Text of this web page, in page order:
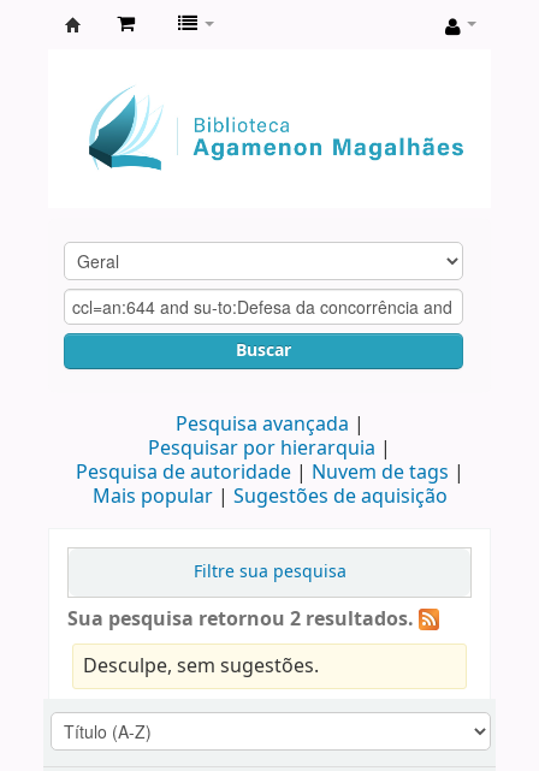
Agamenon
Magalhães
Buscar
Pesquisa avançada
Pesquisar por hierarquia
Pesquisa de autoridade
Nuvem de tags
Mais popular
Sugestões de aquisição
Filtre sua pesquisa
Sua pesquisa retornou 2 resultados.
Desculpe, sem sugestões.